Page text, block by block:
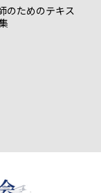
のためのテキス